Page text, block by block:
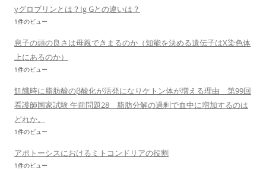
γグロブリンとは？Ig Gとの違いは？
1件のビュー
息子の頭の良さは母親できまるのか（知能を決める遺伝子はX染色体
上にあるのか）
1件のビュー
飢餓時に脂肪酸のβ酸化が活発になりケトン体が増える理由 第99回
看護師国家試験 午前問題28 脂肪分解の過剰で血中に増加するのは
どれか。
1件のビュー
アポトーシスにおけるミトコンドリアの役割
1件のビュー